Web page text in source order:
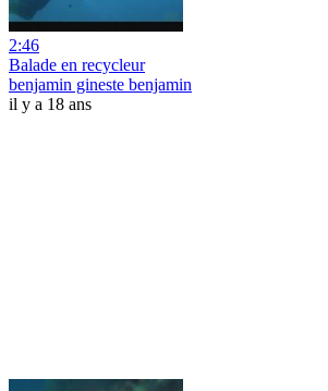
2:46
Balade en recycleur
benjamin gineste benjamin
il y a 18 ans